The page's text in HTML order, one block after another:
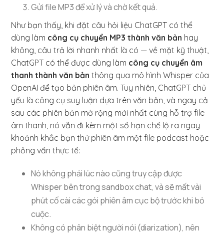
Gửi file MP3 để xử lý và chờ kết quả.
Như bạn thấy, khi đặt câu hỏi liệu ChatGPT có thể
dùng làm công cụ chuyển MP3 thành văn bản hay
không, câu trả lời nhanh nhất là có — về mặt kỹ thuật,
ChatGPT có thể được dùng làm công cụ chuyển âm
thanh thành văn bản thông qua mô hình Whisper của
OpenAI để tạo bản phiên âm. Tuy nhiên, ChatGPT chủ
yếu là công cụ suy luận dựa trên văn bản, và ngay cả
sau các phiên bản mở rộng mới nhất cùng hỗ trợ file
âm thanh, nó vẫn đi kèm một số hạn chế lộ ra ngay
khoảnh khắc bạn thử phiên âm một file podcast hoặc
phỏng vấn thực tế:
Nó không phải lúc nào cũng truy cập được
Whisper bên trong sandbox chat, và sẽ mất vài
phút cố cài các gói phiên âm cục bộ trước khi bỏ
cuộc.
Không có phân biệt người nói (diarization), nên